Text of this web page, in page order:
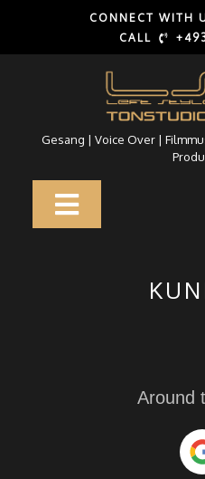
CONNECT WITH
CALL
Gesang | Voice Over |
Open
Around